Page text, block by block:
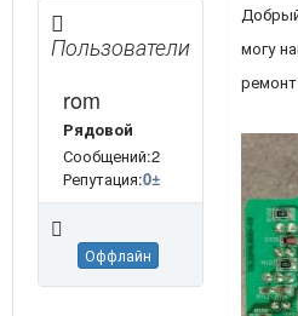
Пользователи
rom
Рядовой
Сообщений:2
Репутация:0±
Оффлайн
могу